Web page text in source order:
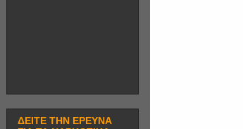
ΔΕΙΤΕ ΤΗΝ ΕΡΕΥΝΑ